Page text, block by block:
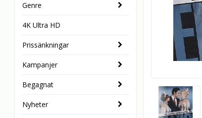
Genre
4K Ultra HD
Prissänkningar
Kampanjer
Begagnat
Nyheter